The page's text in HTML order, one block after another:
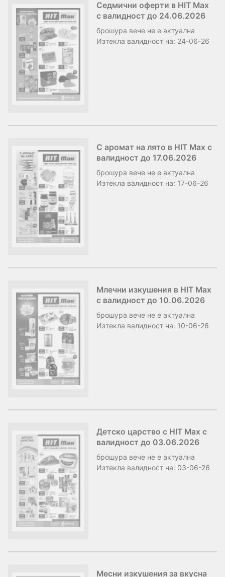
Седмични оферти в HIT Max
с валидност до 24.06.2026
брошура вече не е актуална
Изтекла валидност на: 24-06-26
С аромат на лято в HIT Max с
валидност до 17.06.2026
брошура вече не е актуална
Изтекла валидност на: 17-06-26
Млечни изкушения в HIT Max
с валидност до 10.06.2026
брошура вече не е актуална
Изтекла валидност на: 10-06-26
Детско царство с HIT Max с
валидност до 03.06.2026
брошура вече не е актуална
Изтекла валидност на: 03-06-26
Месни изкушения за вкусна